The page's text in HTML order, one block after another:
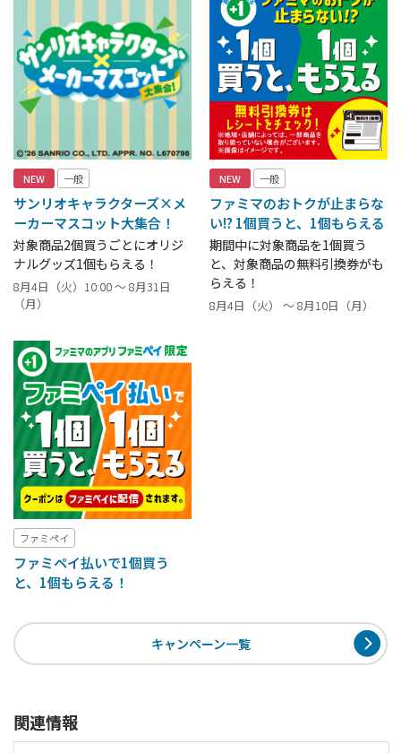
NEW 一般
サンリオキャラクターズ×メ
ーカーマスコット大集合！
対象商品2個買うごとにオリジ
ナルグッズ1個もらえる！
8月4日（火）10:00 ～ 8月31日
（月）
NEW 一般
ファミマのおトクが止まらな
い!? 1個買うと、1個もらえる
期間中に対象商品を1個買う
と、対象商品の無料引換券がも
らえる！
8月4日（火） ～ 8月10日（月）
ファミペイ
ファミペイ払いで1個買う
と、1個もらえる！
キャンペーン一覧
関連情報